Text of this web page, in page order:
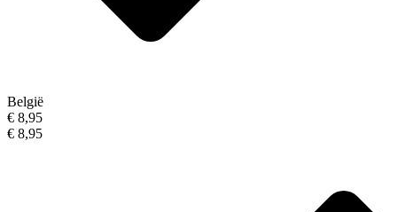
België
€ 8,95
€ 8,95